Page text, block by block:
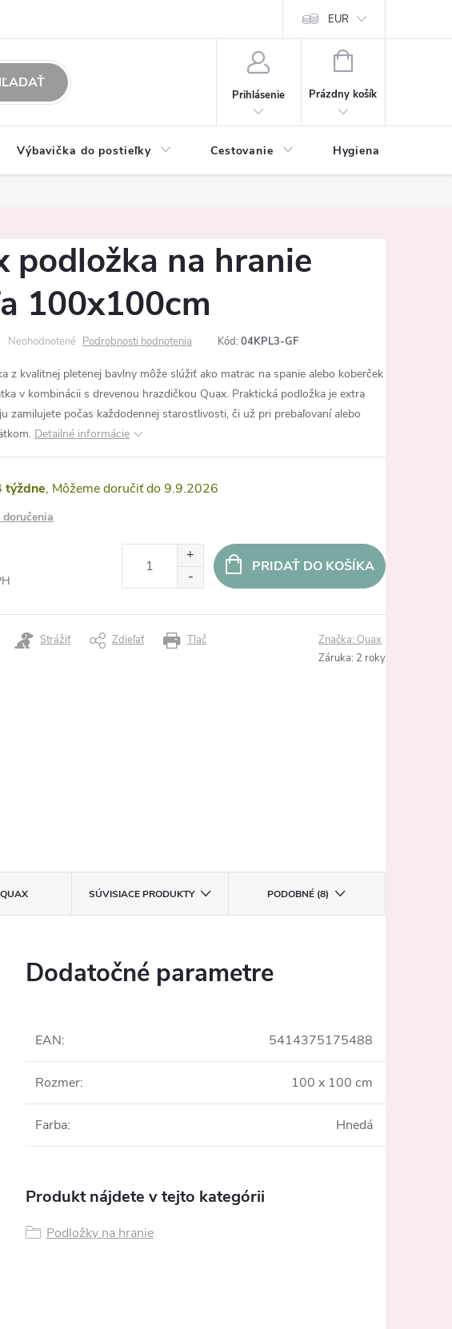
Vrátenie tovaru a reklamácia Ochrana osobných
EUR
Prihlásenie
NÁKUPNÝ
Prázdny košík
Výbavička do postieľky Cestovanie Hygiena
podložka na hranie
100x100cm
Neohodnotené Podrobnosti hodnotenia Kód: 04KPL3-GF
z kvalitnej pletenej bavlny môže slúžiť ako matrac na spanie alebo koberček
v kombinácii s drevenou hrazdičkou Quax. Praktická podložka je extra
zamilujete počas každodennej starostlivosti, či už pri prebaľovaní alebo
Detailné informácie
týždne 9.9.2026
PRIDAŤ DO KOŠÍKA
Tlač
Strážiť Zdieľať Značka: Quax
Záruka: 2 roky
QUAX SÚVISIACE PRODUKTY PODOBNÉ (8)
Dodatočné parametre
EAN: 5414375175488
Rozmer: 100 x 100 cm
Farba: Hnedá
Produkt nájdete v tejto kategórii
Podložky na hranie